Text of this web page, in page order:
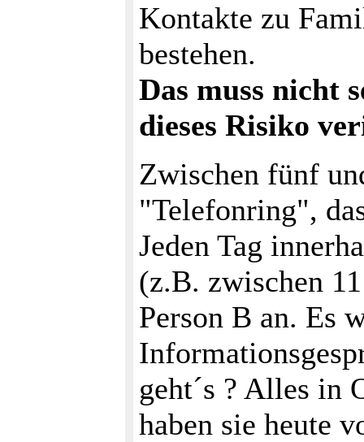
Kontakte zu
bestehen.
Das muss nicht
dieses Risiko
Zwischen fünf
"Telefonring",
Jeden Tag
(z.B. zwischen
Person B an. Es
geht´s ? Alles in
haben sie heute